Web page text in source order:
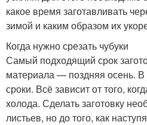
какое время заготавливать
зимой и каким образом их
Когда нужно срезать чубуки
Самый подходящий срок
материала — поздняя осень.
сроки. Всё зависит от того,
холода. Сделать заготовку
листьев, но до того, как